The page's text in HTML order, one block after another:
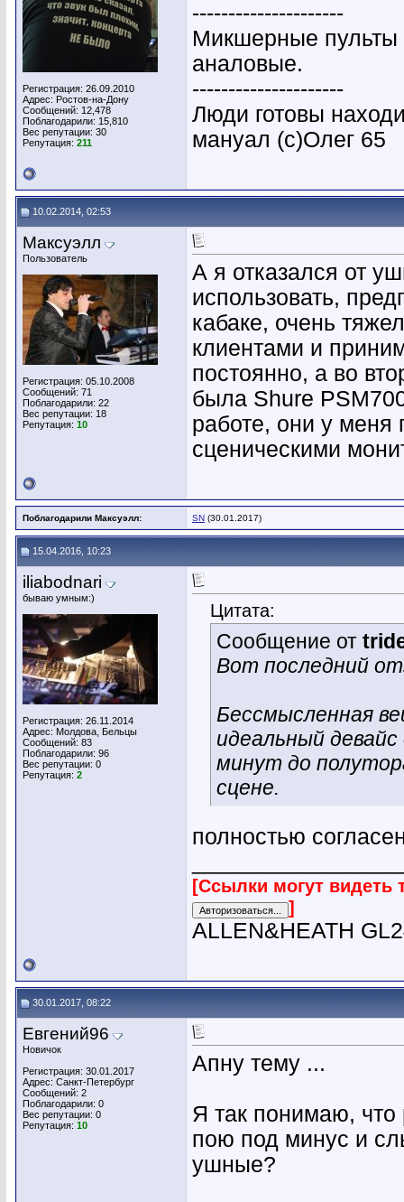
Регистрация: 26.09.2010
Адрес: Ростов-на-Дону
Сообщений: 12,478
Поблагодарили: 15,810
Вес репутации: 30
Репутация: 211
---------------------
Микшерные пульты
аналовые.
---------------------
Люди готовы
мануал (с)Олег 65
10.02.2014, 02:53
Максуэлл
Пользователь
Регистрация: 05.10.2008
Сообщений: 71
Поблагодарили: 22
Вес репутации: 18
Репутация: 10
А я отказался от
использовать,
кабаке, очень
клиентами и
постоянно, а во
была Shure
работе, они у меня
сценическими
Поблагодарили Максуэлл: SN (30.01.2017)
15.04.2016, 10:23
iliabodnari
бываю умным:)
Регистрация: 26.11.2014
Адрес: Молдова, Бельцы
Сообщений: 83
Поблагодарили: 96
Вес репутации: 0
Репутация: 2
Цитата:
Сообщение от
Вот последний
Бессмысленная
идеальный
минут до
сцене.
полностью
[Ссылки могут видеть
]
ALLEN&HEATH
30.01.2017, 08:22
Евгений96
Новичок
Регистрация: 30.01.2017
Адрес: Санкт-Петербург
Сообщений: 2
Поблагодарили: 0
Вес репутации: 0
Репутация: 10
Апну тему ...
Я так понимаю, что
пою под минус и
ушные?